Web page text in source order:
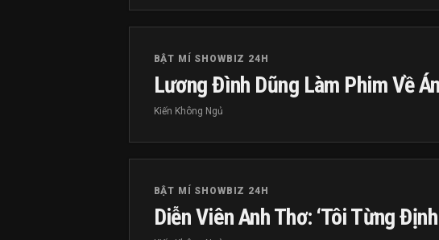
BẬT MÍ SHOWBIZ 24H
Lương Đình Dũng Làm Phim Về
Kiến Không Ngủ
BẬT MÍ SHOWBIZ 24H
Diễn Viên Anh Thơ: ‘Tôi Từng